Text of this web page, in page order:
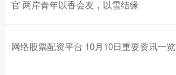
官 两岸青年以香会友，以雪结缘
网络股票配资平台 10月10日重要资讯一览